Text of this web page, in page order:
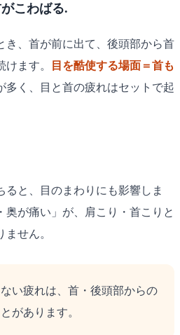
こわばる.
き、首が前に出て、後頭部から首
ます。
目を酷使する場面＝首も
多く、目と首の疲れはセットで起
ると、目のまわりにも影響しま
奥が痛い」が、肩こり・首こりと
せん。
い疲れは、首・後頭部からの
があります。